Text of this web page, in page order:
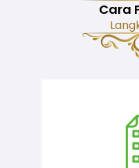
Cara
Semakan ke